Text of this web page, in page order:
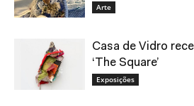
Arte
Casa de Vidro
‘The Square’
Exposições